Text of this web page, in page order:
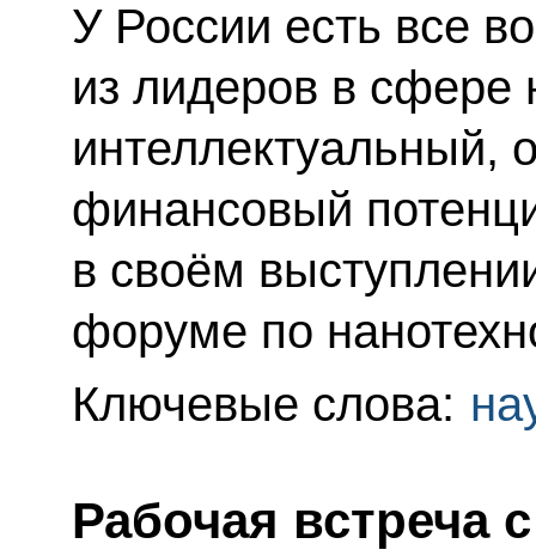
У России есть все
из лидеров в сфере
интеллектуальный,
финансовый
в своём
форуме по
Ключевые слова:
Рабочая встреча